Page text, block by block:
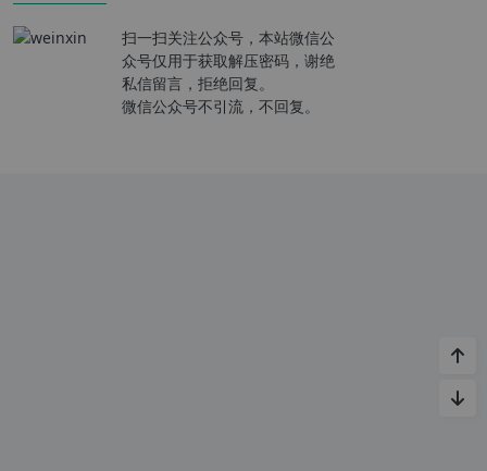
扫一扫关注公众号，本站微信公
众号仅用于获取解压密码，谢绝
私信留言，拒绝回复。
微信公众号不引流，不回复。